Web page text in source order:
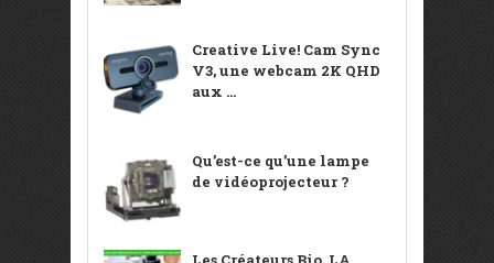
Creative Live! Cam Sync
V3, une webcam 2K QHD
aux ...
Qu’est-ce qu’une lampe
de vidéoprojecteur ?